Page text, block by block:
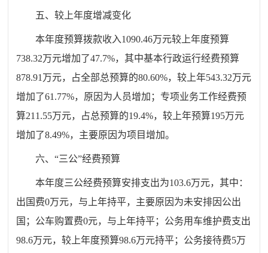
五、较上年度增减变化
本年度预算拨款收入1090.46万元较上年度预算
738.32万元增加了47.7%，其中基本行政运行经费预算
878.91 万元，占全部总预算的80.60%，较上年543.32万元
增加了61.77%，原因为人员增加；专项业务工作经费预
算211.55万元，占总预算的19.4%，较上年预算195万元
增加了8.49%，主要原因为项目增加。
六、“三公”经费预算
本年度三公经费预算安排支出为103.6万元，其中：
出国费0万元，与上年持平，主要原因为未安排因公出
国；公车购置费0元，与上年持平；公务用车维护费支出
98.6万元，较上年度预算98.6万元持平；公务接待费5万